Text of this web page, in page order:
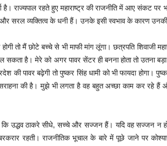
राज्यपाल रहते हुए महाराष्ट्र की राजनीति में आए संकट पर
सरल व्यक्तित्व के धनी हैं। उनके इसी स्वभाव के कारण उनकी
तो मैं छोटे बच्चे से भी माफी मांग लूंगा। छत्रपति शिवाजी
सकता है। मेरे को अगर पावर सेंटर ही बनना होता तो उतना
की पावर बढ़ेगी तो पुष्कर सिंह धामी को भी फायदा होगा।
की है। मुझे भी लगता है वह बहुत अच्छा काम कर रहे हैं
कि उद्धव ठाकरे सीधे, सच्चे और सज्जन हैं। यदि वह सज्जन न होते
बरकरार रहती। राजनीतिक भूचाल के बारे में पूछे जाने पर